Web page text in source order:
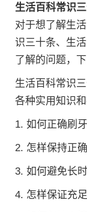
生活百科常识
对于想了解生
识三十条、生
了解的问题，
生活百科常识
各种实用知识
1. 如何正确刷牙
2. 怎样保持正确
3. 如何避免长
4. 怎样保证充足